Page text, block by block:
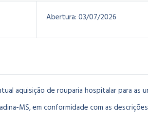
Abertura: 03/07/2026
aquisição de rouparia hospitalar para as
MS, em conformidade com as